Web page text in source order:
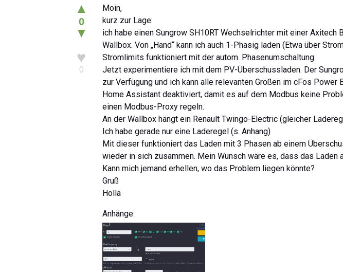
▲
0
▼
♥
0
Moin,
kurz zur Lage:
ich habe einen Sungrow SH10RT Wechselrichter mit einer Axitech
Wallbox. Von „Hand“ kann ich auch 1-Phasig laden (Etwa über
Stromlimits funktioniert mit der autom. Phasenumschaltung.
Jetzt experimentiere ich mit dem PV-Überschussladen. Der
zur Verfügung und ich kann alle relevanten Größen im cFos Power
Home Assistant deaktiviert, damit es auf dem Modbus keine
einen Modbus-Proxy regeln.
An der Wallbox hängt ein Renault Twingo-Electric (gleicher
Ich habe gerade nur eine Laderegel (s. Anhang)
Mit dieser funktioniert das Laden mit 3 Phasen ab einem
wieder in sich zusammen. Mein Wunsch wäre es, dass das Laden
Kann mich jemand erhellen, wo das Problem liegen könnte?
Gruß
Holla
Anhänge: